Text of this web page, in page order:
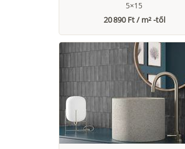
5×15
20 890 Ft / m² -től